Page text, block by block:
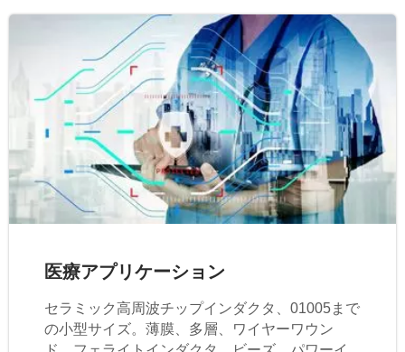
医療アプリケーション
セラミック高周波チップインダクタ、01005まで
の小型サイズ。薄膜、多層、ワイヤーワウン